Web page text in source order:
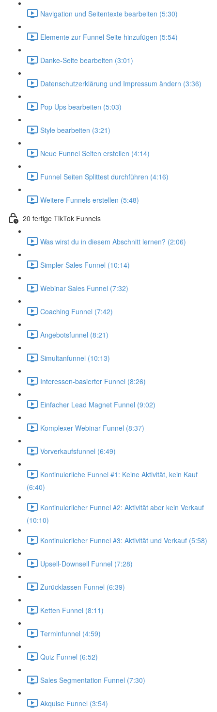
Navigation und Seitentexte bearbeiten (5:30)
Elemente zur Funnel Seite hinzufügen (5:54)
Danke-Seite bearbeiten (3:01)
Datenschutzerklärung und Impressum ändern (3:36)
Pop Ups bearbeiten (5:03)
Style bearbeiten (3:21)
Neue Funnel Seiten erstellen (4:14)
Funnel Seiten Splittest durchführen (4:16)
Weitere Funnels erstellen (5:48)
20 fertige TikTok Funnels
Was wirst du in diesem Abschnitt lernen? (2:06)
Simpler Sales Funnel (10:14)
Webinar Sales Funnel (7:32)
Coaching Funnel (7:42)
Angebotsfunnel (8:21)
Simultanfunnel (10:13)
Interessen-basierter Funnel (8:26)
Einfacher Lead Magnet Funnel (9:02)
Komplexer Webinar Funnel (8:37)
Vorverkaufsfunnel (6:49)
Kontinuierliche Funnel #1: Keine Aktivität, kein Kauf
(6:40)
Kontinuierlicher Funnel #2: Aktivität aber kein Verkauf
(10:10)
Kontinuierlicher Funnel #3: Aktivität und Verkauf (5:58)
Upsell-Downsell Funnel (7:28)
Zurücklassen Funnel (6:39)
Ketten Funnel (8:11)
Terminfunnel (4:59)
Quiz Funnel (6:52)
Sales Segmentation Funnel (7:30)
Akquise Funnel (3:54)